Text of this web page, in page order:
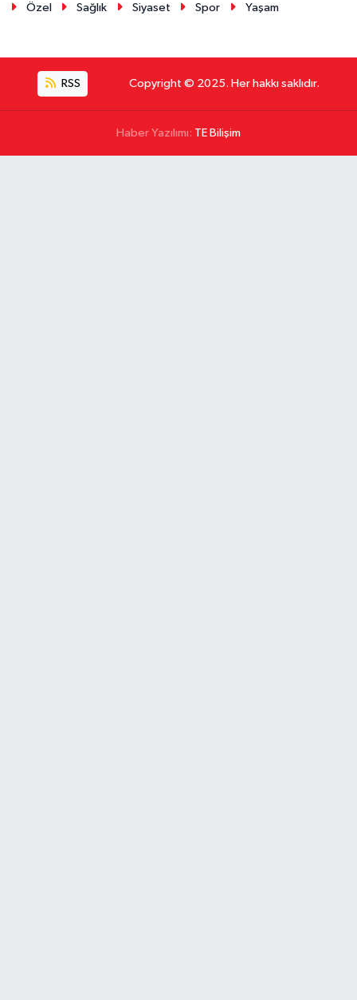
Özel
Sağlık Siyaset Spor Yaşam
RSS Copyright © 2025. Her hakkı saklıdır.
Haber Yazılımı: TE Bilişim